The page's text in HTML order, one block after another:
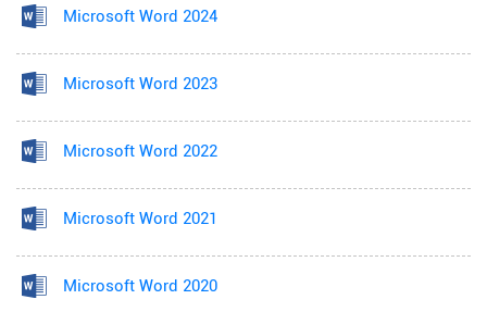
Microsoft Word 2024
Microsoft Word 2023
Microsoft Word 2022
Microsoft Word 2021
Microsoft Word 2020